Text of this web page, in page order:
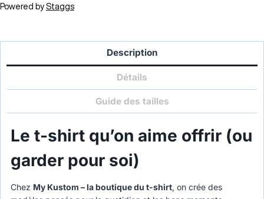
Powered by Staggs
Description
Détails
Guide des tailles
Le t-shirt qu’on aime offrir (ou
garder pour soi)
Chez My Kustom – la boutique du t-shirt, on crée des